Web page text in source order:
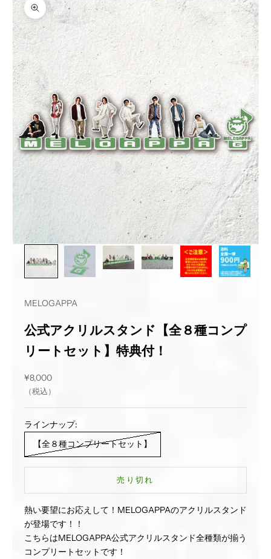
ズームイン
MELOGAPPA
公式アクリルスタンド【全８種コンプ
リートセット】特典付！
セール価格
¥8,000
（税込）
ラインナップ:
【全８種コンプリートセット】
売り切れ
熱い要望にお応えして！MELOGAPPAのアクリルスタンド
が登場です！！
こちらはMELOGAPPA公式アクリルスタンド全種類が揃う
コンプリートセットです！